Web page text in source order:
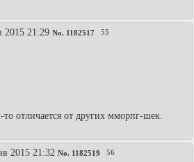
2015 21:29 No. 1182517 55
отличается от других мморпг-шек.
2015 21:32 No. 1182519 56